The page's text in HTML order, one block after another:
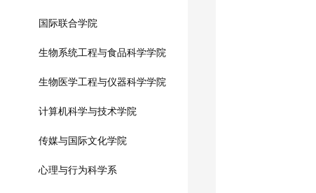
国际联合学院
生物系统工程与食品科学学院
生物医学工程与仪器科学学院
计算机科学与技术学院
传媒与国际文化学院
心理与行为科学系